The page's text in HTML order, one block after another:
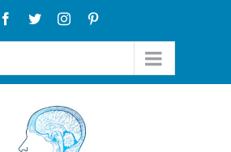
Facebook
TwitterInstagram